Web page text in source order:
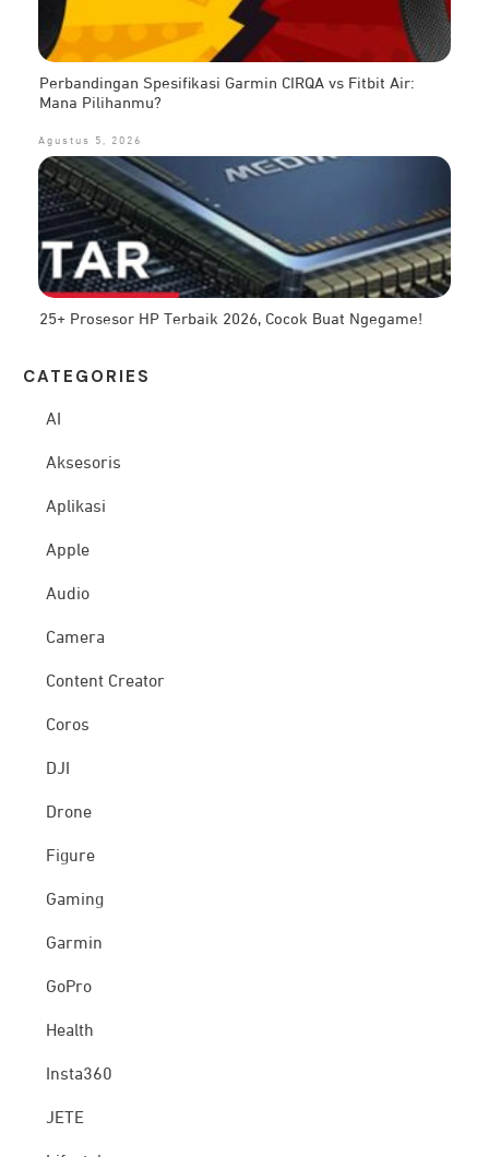
Perbandingan Spesifikasi Garmin CIRQA vs Fitbit Air:
Mana Pilihanmu?
Agustus 5, 2026
25+ Prosesor HP Terbaik 2026, Cocok Buat Ngegame!
CATEG ORIES
AI
Aksesoris
Aplikasi
Apple
Audio
Camera
Content Creator
Coros
DJI
Drone
Figure
Gaming
Garmin
GoPro
Health
Insta360
JETE